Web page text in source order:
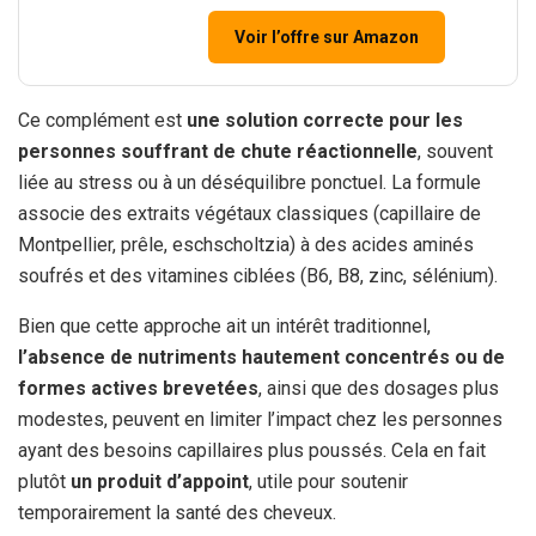
Voir l’offre sur Amazon
Ce complément est une solution correcte pour les
personnes souffrant de chute réactionnelle, souvent
liée au stress ou à un déséquilibre ponctuel. La formule
associe des extraits végétaux classiques (capillaire de
Montpellier, prêle, eschscholtzia) à des acides aminés
soufrés et des vitamines ciblées (B6, B8, zinc, sélénium).
Bien que cette approche ait un intérêt traditionnel,
l’absence de nutriments hautement concentrés ou de
formes actives brevetées, ainsi que des dosages plus
modestes, peuvent en limiter l’impact chez les personnes
ayant des besoins capillaires plus poussés. Cela en fait
plutôt un produit d’appoint, utile pour soutenir
temporairement la santé des cheveux.